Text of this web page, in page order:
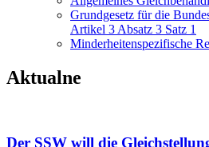
Grundgesetz für die
Artikel 3 Absatz 3 Satz 1
Minderheitenspezifische
Aktualne
Der SSW will die